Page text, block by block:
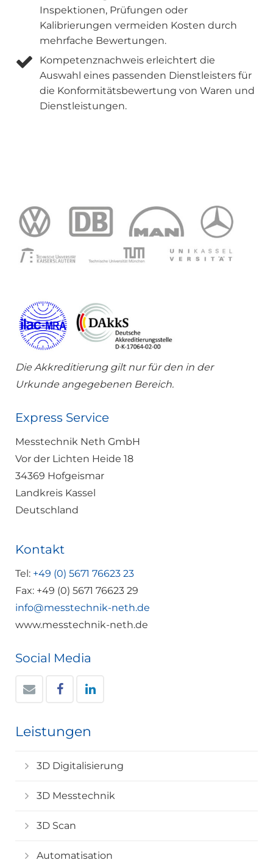
Inspektionen, Prüfungen oder
Kalibrierungen vermeiden Kosten durch
mehrfache Bewertungen.
Kompetenznachweis erleichtert die
Auswahl eines passenden Dienstleisters für
die Konformitätsbewertung von Waren und
Dienstleistungen.
Die Akkreditierung gilt nur für den in der
Urkunde angegebenen Bereich.
Express Service
Messtechnik Neth GmbH
Vor der Lichten Heide 18
34369 Hofgeismar
Landkreis Kassel
Deutschland
Kontakt
Tel: +49 (0) 5671 76623 23
Fax: +49 (0) 5671 76623 29
info@messtechnik-neth.de
www.messtechnik-neth.de
Social Media
Leistungen
3D Digitalisierung
3D Messtechnik
3D Scan
Automatisation